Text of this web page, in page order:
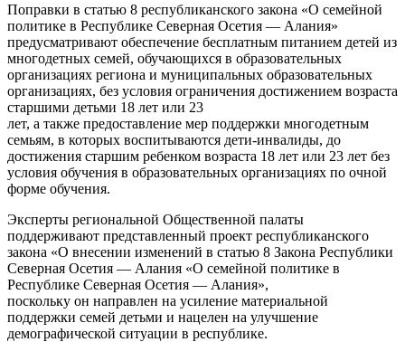
Поправки в статью 8 республиканского закона «О семейной
политике в Республике Северная Осетия — Алания»
предусматривают обеспечение бесплатным питанием детей из
многодетных семей, обучающихся в образовательных
организациях региона и муниципальных образовательных
организациях, без условия ограничения достижением возраста
старшими детьми 18 лет или 23
лет, а также предоставление мер поддержки многодетным
семьям, в которых воспитываются дети-инвалиды, до
достижения старшим ребенком возраста 18 лет или 23 лет без
условия обучения в образовательных организациях по очной
форме обучения.
Эксперты региональной Общественной палаты
поддерживают представленный проект республиканского
закона «О внесении изменений в статью 8 Закона Республики
Северная Осетия — Алания «О семейной политике в
Республике Северная Осетия — Алания»,
поскольку он направлен на усиление материальной
поддержки семей детьми и нацелен на улучшение
демографической ситуации в республике.